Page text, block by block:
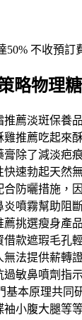
不收預
略物理
薦淡斑保養
推薦吃起來
除了減淡疤
速勃起天然
防曬措施，
噴霧幫助阻
挑選瘦身產
款遮瑕毛孔
法提供薪轉
敏鼻噴劑指
基本原理共
小腹大腿等